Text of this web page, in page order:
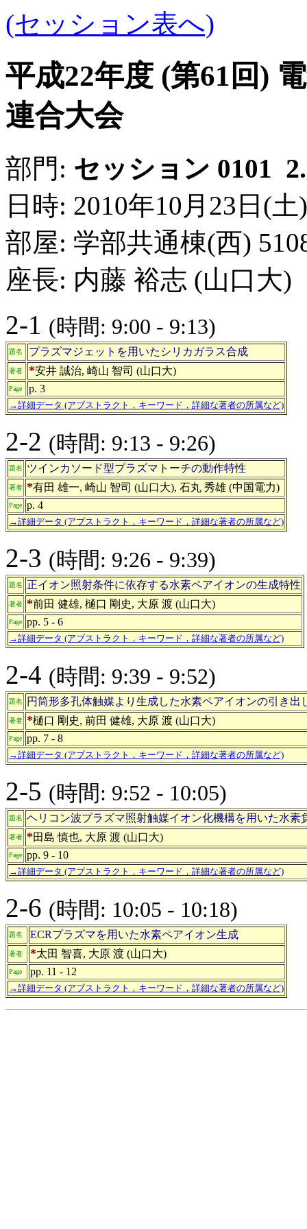
(セッション表へ)
平成22年度 (第61回)
連合大会
部門: セッション 0101
日時: 2010年10月23日(土
部屋: 学部共通棟(西)
座長: 内藤 裕志 (山口大)
2-1 (時間: 9:00 - 9:13)
題名 プラズマジェットを用いたシリカガラス合成
著者 *安井 誠治, 崎山 智司 (山口大)
Page p. 3
→詳細データ (アブストラクト，キーワード，詳細な著者の所属など)
2-2 (時間: 9:13 - 9:26)
題名 ツインカソード型プラズマトーチの動作特性
著者 *有田 雄一, 崎山 智司 (山口大), 石丸 秀雄 (中国電力)
Page p. 4
→詳細データ (アブストラクト，キーワード，詳細な著者の所属など)
2-3 (時間: 9:26 - 9:39)
題名 正イオン照射条件に依存する水素ペアイオンの生成特性
著者 *前田 健雄, 樋口 剛史, 大原 渡 (山口大)
Page pp. 5 - 6
→詳細データ (アブストラクト，キーワード，詳細な著者の所属など)
2-4 (時間: 9:39 - 9:52)
題名 円筒形多孔体触媒より生成した水素ペアイオンの引き出
著者 *樋口 剛史, 前田 健雄, 大原 渡 (山口大)
Page pp. 7 - 8
→詳細データ (アブストラクト，キーワード，詳細な著者の所属など)
2-5 (時間: 9:52 - 10:05)
題名 ヘリコン波プラズマ照射触媒イオン化機構を用いた水素
著者 *田島 慎也, 大原 渡 (山口大)
Page pp. 9 - 10
→詳細データ (アブストラクト，キーワード，詳細な著者の所属など)
2-6 (時間: 10:05 - 10:18)
題名 ECRプラズマを用いた水素ペアイオン生成
著者 *太田 智喜, 大原 渡 (山口大)
Page pp. 11 - 12
→詳細データ (アブストラクト，キーワード，詳細な著者の所属など)